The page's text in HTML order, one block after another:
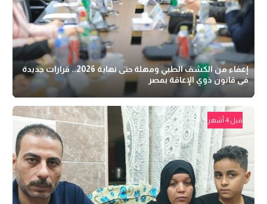
إعفاء من الكشف الطبي ومهلة حتى نهاية 2026.. قرارات جديدة
فى قانون ذوي الإعاقة بمصر
قبل 4 أشهر